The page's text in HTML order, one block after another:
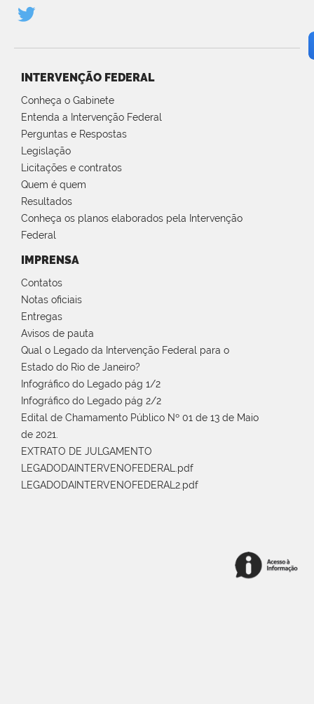
INTERVENÇÃO FEDERAL
Conheça o Gabinete
Entenda a Intervenção Federal
Perguntas e Respostas
Legislação
Licitações e contratos
Quem é quem
Resultados
Conheça os planos elaborados pela Intervenção
Federal
IMPRENSA
Contatos
Notas oficiais
Entregas
Avisos de pauta
Qual o Legado da Intervenção Federal para o
Estado do Rio de Janeiro?
Infográfico do Legado pág 1/2
Infográfico do Legado pág 2/2
Edital de Chamamento Público Nº 01 de 13 de Maio
de 2021.
EXTRATO DE JULGAMENTO
LEGADODAINTERVENOFEDERAL.pdf
LEGADODAINTERVENOFEDERAL2.pdf